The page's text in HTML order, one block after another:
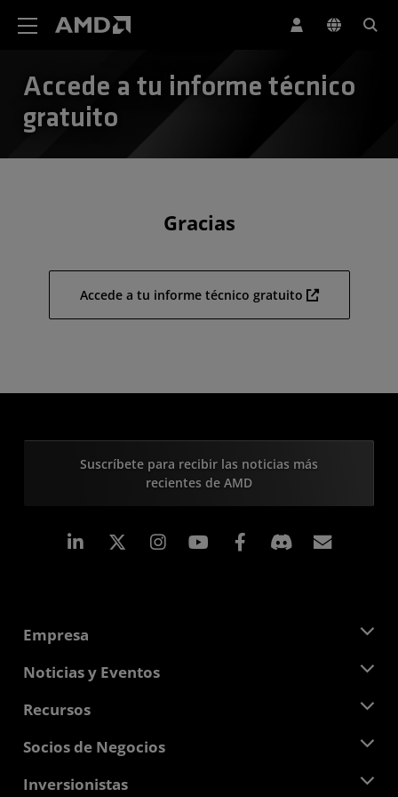
Accede a tu informe técnico
gratuito
Gracias
Accede a tu informe técnico gratuito
Suscríbete para recibir las noticias más
recientes de AMD
LinkedIn Instagram Facebook
Empresa
Acerca de AMD
Responsabilidad corporativa
Carreras profesionales
Contáctanos
Noticias y Eventos
Sala de prensa
Biblioteca multimedia
Recursos
Centro para desarrolladores
Casos de Estudio
Socios de Negocios
Centro para socios de AMD
Inversionistas